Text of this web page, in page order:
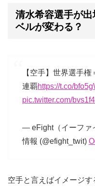
清水希容選手が
ベルが変わる？
【空手】世界選手
連覇https://t.co/
pic.twitter.com/
— eFight（イーファ
情報 (@efight_twit)
空手と言えばイメージ